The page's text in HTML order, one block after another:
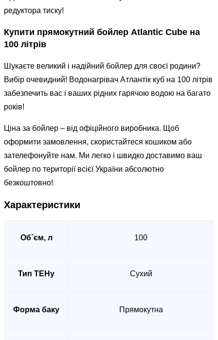
редуктора тиску!
Купити прямокутний бойлер Atlantic Cube на
100 літрів
Шукаєте великий і надійний бойлер для своєї родини?
Вибір очевидний! Водонагрівач Атлантік куб на 100 літрів
забезпечить вас і ваших рідних гарячою водою на багато
років!
Ціна за бойлер – від офіційного виробника. Щоб
оформити замовлення, скористайтеся кошиком або
зателефонуйте нам. Ми легко і швидко доставимо ваш
бойлер по території всієї України абсолютно
безкоштовно!
Характеристики
Об`єм, л 100
Тип ТЕНу Сухий
Форма баку Прямокутна